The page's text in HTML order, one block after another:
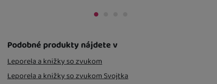
17. 8.
Podobné produkty nájdete v
Leporela a knižky so zvukom
Leporela a knižky so zvukom Svojtka